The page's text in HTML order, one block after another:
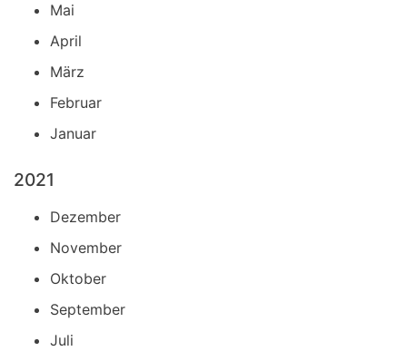
Mai
April
März
Februar
Januar
2021
Dezember
November
Oktober
September
Juli